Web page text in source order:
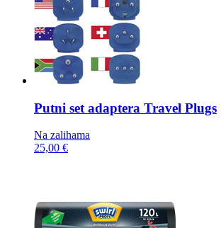
Putni set adaptera Travel Plugs
Na zalihama
25,00 €